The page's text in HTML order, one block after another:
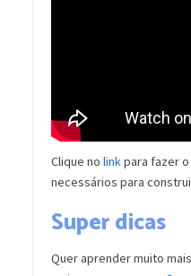
Clique no linkpara fazer o
necessários para
Super dicas
Quer aprender muito